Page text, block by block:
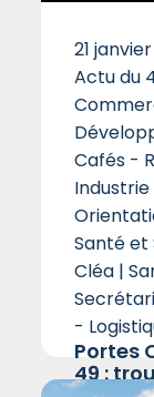
21
Actu du
Cafés -
Santé et
Cléa |
-
Portes
49 :